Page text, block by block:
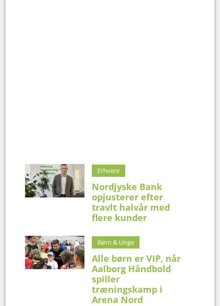
Erhverv
Nordjyske Bank
opjusterer efter
travlt halvår med
flere kunder
Børn & Unge
Alle børn er VIP, når
Aalborg Håndbold
spiller
træningskamp i
Arena Nord